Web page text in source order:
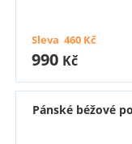
990 Kč
Sleva 460 Kč
Pánské béžové